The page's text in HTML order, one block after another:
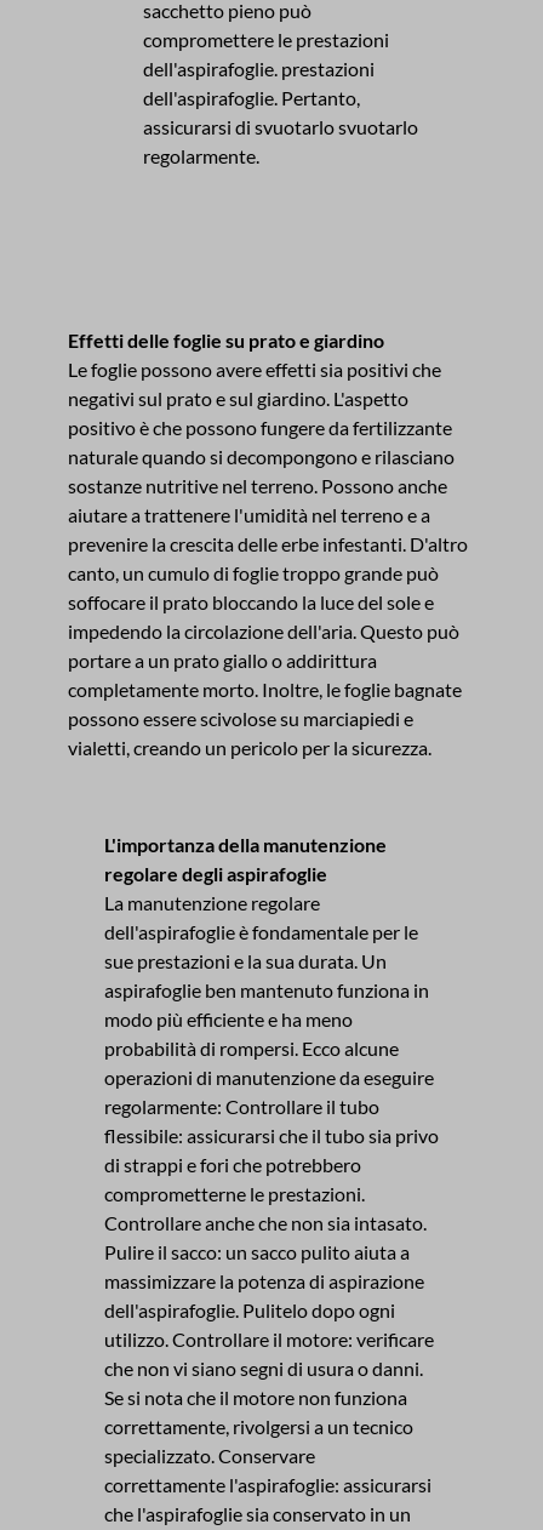
sacchetto pieno può
compromettere le prestazioni
dell'aspirafoglie. prestazioni
dell'aspirafoglie. Pertanto,
assicurarsi di svuotarlo svuotarlo
regolarmente.
Effetti delle foglie su prato e giardino
Le foglie possono avere effetti sia positivi che
negativi sul prato e sul giardino. L'aspetto
positivo è che possono fungere da fertilizzante
naturale quando si decompongono e rilasciano
sostanze nutritive nel terreno. Possono anche
aiutare a trattenere l'umidità nel terreno e a
prevenire la crescita delle erbe infestanti. D'altro
canto, un cumulo di foglie troppo grande può
soffocare il prato bloccando la luce del sole e
impedendo la circolazione dell'aria. Questo può
portare a un prato giallo o addirittura
completamente morto. Inoltre, le foglie bagnate
possono essere scivolose su marciapiedi e
vialetti, creando un pericolo per la sicurezza.
L'importanza della manutenzione
regolare degli aspirafoglie
La manutenzione regolare
dell'aspirafoglie è fondamentale per le
sue prestazioni e la sua durata. Un
aspirafoglie ben mantenuto funziona in
modo più efficiente e ha meno
probabilità di rompersi. Ecco alcune
operazioni di manutenzione da eseguire
regolarmente: Controllare il tubo
flessibile: assicurarsi che il tubo sia privo
di strappi e fori che potrebbero
comprometterne le prestazioni.
Controllare anche che non sia intasato.
Pulire il sacco: un sacco pulito aiuta a
massimizzare la potenza di aspirazione
dell'aspirafoglie. Pulitelo dopo ogni
utilizzo. Controllare il motore: verificare
che non vi siano segni di usura o danni.
Se si nota che il motore non funziona
correttamente, rivolgersi a un tecnico
specializzato. Conservare
correttamente l'aspirafoglie: assicurarsi
che l'aspirafoglie sia conservato in un